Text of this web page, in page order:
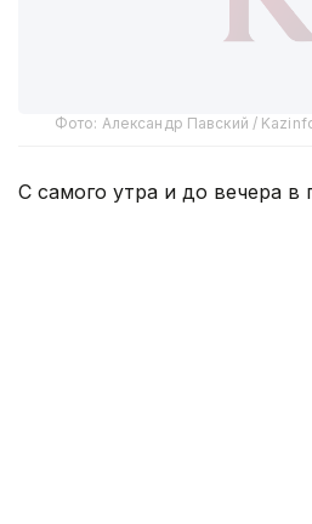
Фото: Александр Павский /
С самого утра и до вечера в